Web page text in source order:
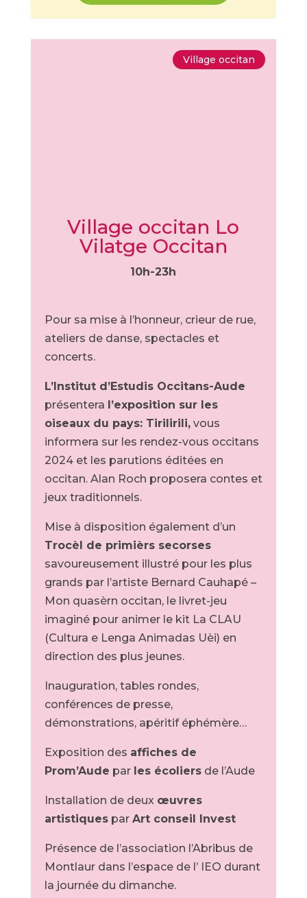
Village occitan
Village occitan Lo
Vilatge Occitan
10h-23h
Pour sa mise à l’honneur, crieur de rue,
ateliers de danse, spectacles et
concerts.
L’Institut d’Estudis Occitans-Aude
présentera l’exposition sur les
oiseaux du pays: Tirilirili,vous
informera sur les rendez-vous occitans
2024 et les parutions éditées en
occitan. Alan Roch proposera contes et
jeux traditionnels.
Mise à disposition également d’un
Trocèl de primièrs secorses
savoureusement illustré pour les plus
grands par l’artiste Bernard Cauhapé –
Mon quasèrn occitan, le livret-jeu
imaginé pour animer le kit La CLAU
(Cultura e Lenga Animadas Uèi) en
direction des plus jeunes.
Inauguration, tables rondes,
conférences de presse,
démonstrations, apéritif éphémère…
Exposition des affiches de
Prom’Aude par les écoliersde l’Aude
Installation de deux œuvres
artistiquespar Art conseil Invest
Présence de l’association l’Abribus de
Montlaur dans l’espace de l’ IEO durant
la journée du dimanche.